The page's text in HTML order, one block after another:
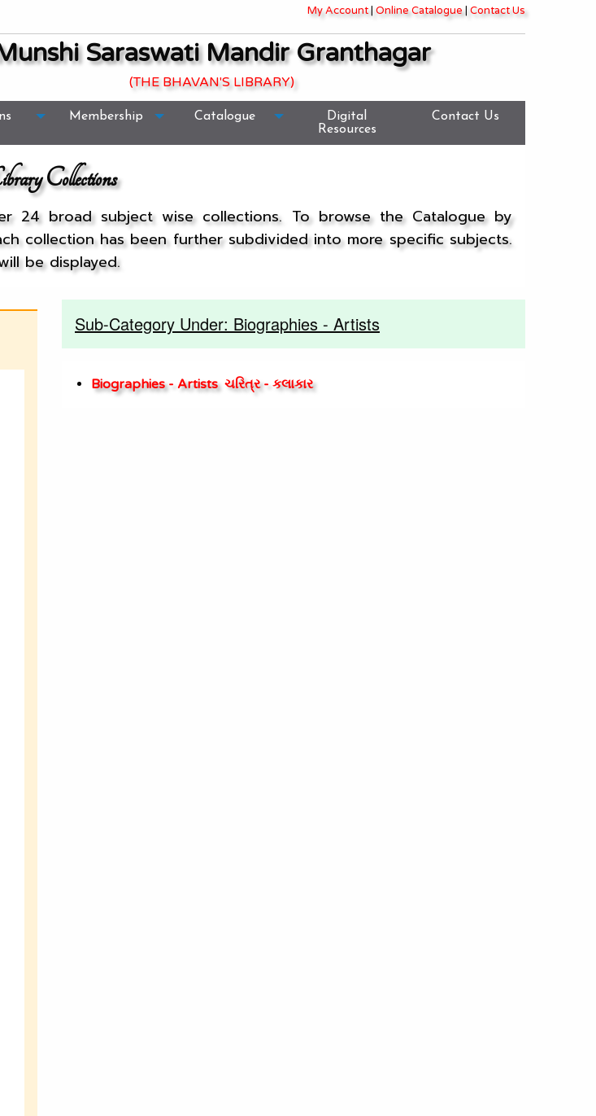
My Account| Online Catalogue| Contact Us
Saraswati Mandir Granthagar
(THE BHAVAN'S LIBRARY)
Membership Catalogue
Digital
Resources
Contact Us
Collections
24 broad subject wise collections. To browse the Catalogue by
collection has been further subdivided into more specific subjects.
be displayed.
Sub-Category Under: Biographies - Artists
Biographies - Artists ચરિત્ર - કલાકાર